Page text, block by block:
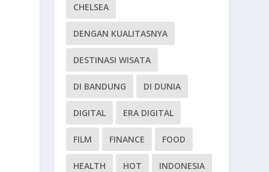
CHELSEA
DENGAN KUALITASNYA
DESTINASI WISATA
DI BANDUNG DI DUNIA
DIGITAL ERA DIGITAL
FILM FINANCE FOOD
HEALTH HOT INDONESIA